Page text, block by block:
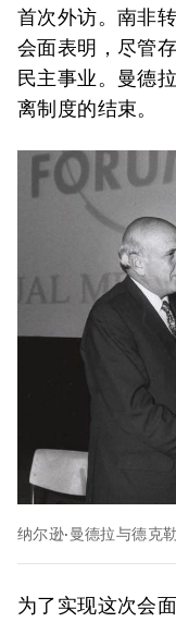
首次外访。南非
会面表明，尽管
民主事业。曼德
离制度的结束。
纳尔逊·曼德拉与德克
为了实现这次会